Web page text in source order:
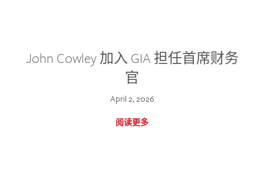
John Cowley 加入 GIA 担任首席财务
官
April 2, 2026
阅读更多